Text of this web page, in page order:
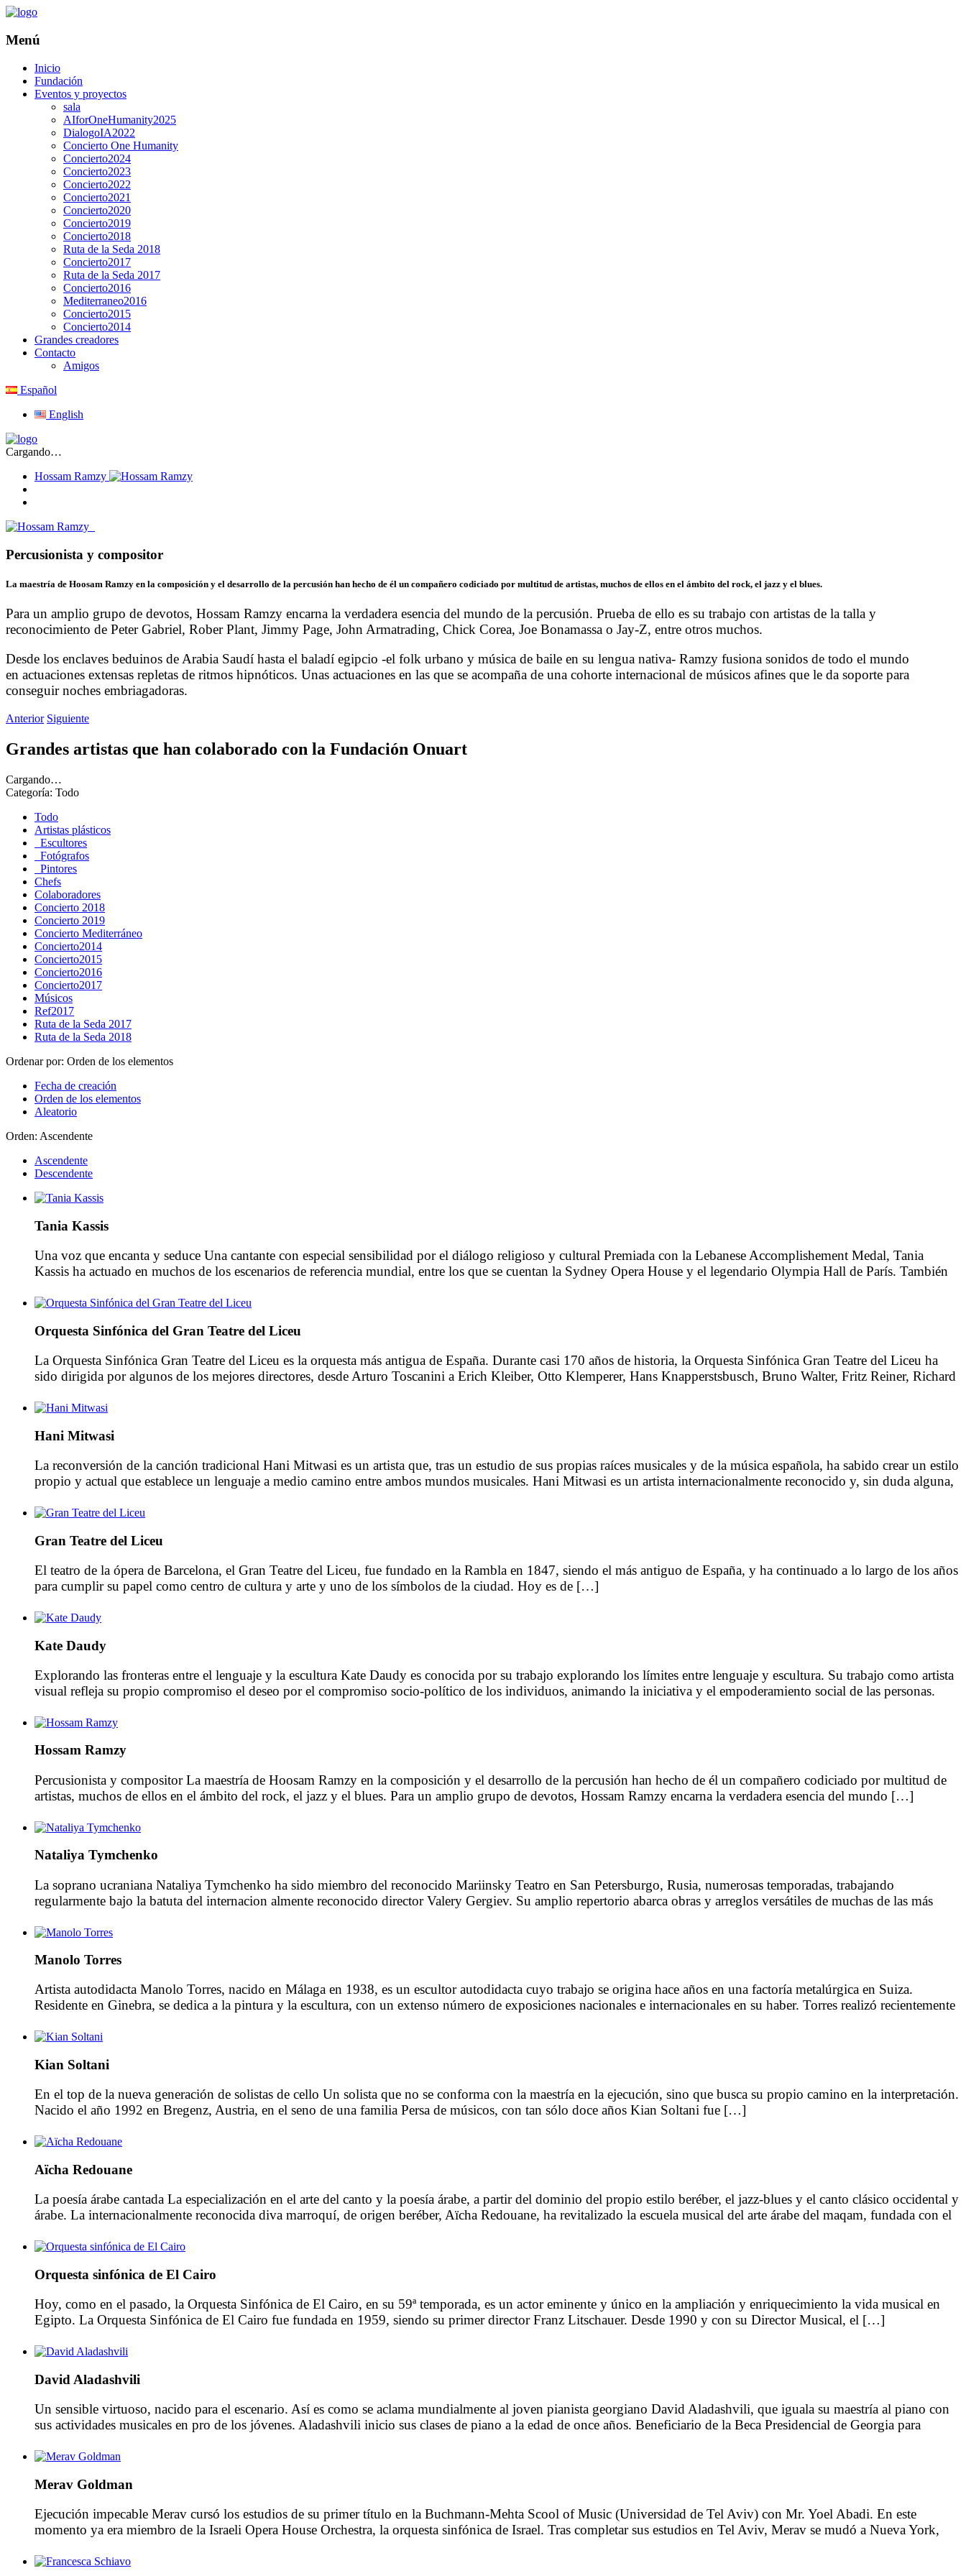
Menú
Inicio
Fundación
Eventos y proyectos
sala
AIforOneHumanity2025
DialogoIA2022
Concierto One Humanity
Concierto2024
Concierto2023
Concierto2022
Concierto2021
Concierto2020
Concierto2019
Concierto2018
Ruta de la Seda 2018
Concierto2017
Ruta de la Seda 2017
Concierto2016
Mediterraneo2016
Concierto2015
Concierto2014
Grandes creadores
Contacto
Amigos
Español
English
Cargando…
Hossam Ramzy
Percusionista y compositor
La maestría de Hoosam Ramzy en la composición y el desarrollo de la percusión han hecho de él un compañero codiciado por multitud de artistas, muchos de ellos en el ámbito del rock, el jazz y el blues.
Para un amplio grupo de devotos, Hossam Ramzy encarna la verdadera esencia del mundo de la percusión. Prueba de ello es su trabajo con artistas de la talla y
reconocimiento de Peter Gabriel, Rober Plant, Jimmy Page, John Armatrading, Chick Corea, Joe Bonamassa o Jay-Z, entre otros muchos.
Desde los enclaves beduinos de Arabia Saudí hasta el baladí egipcio -el folk urbano y música de baile en su lengua nativa- Ramzy fusiona sonidos de todo el mundo
en actuaciones extensas repletas de ritmos hipnóticos. Unas actuaciones en las que se acompaña de una cohorte internacional de músicos afines que le da soporte para
conseguir noches embriagadoras.
Anterior Siguiente
Grandes artistas que han colaborado con la Fundación Onuart
Cargando…
Categoría: Todo
Todo
Artistas plásticos
Escultores
Fotógrafos
Pintores
Chefs
Colaboradores
Concierto 2018
Concierto 2019
Concierto Mediterráneo
Concierto2014
Concierto2015
Concierto2016
Concierto2017
Músicos
Ref2017
Ruta de la Seda 2017
Ruta de la Seda 2018
Ordenar por: Orden de los elementos
Fecha de creación
Orden de los elementos
Aleatorio
Orden: Ascendente
Ascendente
Descendente
Tania Kassis
Una voz que encanta y seduce Una cantante con especial sensibilidad por el diálogo religioso y cultural Premiada con la Lebanese Accomplishement Medal, Tania
Kassis ha actuado en muchos de los escenarios de referencia mundial, entre los que se cuentan la Sydney Opera House y el legendario Olympia Hall de París. También
Orquesta Sinfónica del Gran Teatre del Liceu
La Orquesta Sinfónica Gran Teatre del Liceu es la orquesta más antigua de España. Durante casi 170 años de historia, la Orquesta Sinfónica Gran Teatre del Liceu ha
sido dirigida por algunos de los mejores directores, desde Arturo Toscanini a Erich Kleiber, Otto Klemperer, Hans Knapperstsbusch, Bruno Walter, Fritz Reiner, Richard
Hani Mitwasi
La reconversión de la canción tradicional Hani Mitwasi es un artista que, tras un estudio de sus propias raíces musicales y de la música española, ha sabido crear un estilo
propio y actual que establece un lenguaje a medio camino entre ambos mundos musicales. Hani Mitwasi es un artista internacionalmente reconocido y, sin duda alguna,
Gran Teatre del Liceu
El teatro de la ópera de Barcelona, ​​el Gran Teatre del Liceu, fue fundado en la Rambla en 1847, siendo el más antiguo de España, y ha continuado a lo largo de los años
para cumplir su papel como centro de cultura y arte y uno de los símbolos de la ciudad. Hoy es de […]
Kate Daudy
Explorando las fronteras entre el lenguaje y la escultura Kate Daudy es conocida por su trabajo explorando los límites entre lenguaje y escultura. Su trabajo como artista
visual refleja su propio compromiso el deseo por el compromiso socio-político de los individuos, animando la iniciativa y el empoderamiento social de las personas.
Hossam Ramzy
Percusionista y compositor La maestría de Hoosam Ramzy en la composición y el desarrollo de la percusión han hecho de él un compañero codiciado por multitud de
artistas, muchos de ellos en el ámbito del rock, el jazz y el blues. Para un amplio grupo de devotos, Hossam Ramzy encarna la verdadera esencia del mundo […]
Nataliya Tymchenko
La soprano ucraniana Nataliya Tymchenko ha sido miembro del reconocido Mariinsky Teatro en San Petersburgo, Rusia, numerosas temporadas, trabajando
regularmente bajo la batuta del internacion almente reconocido director Valery Gergiev. Su amplio repertorio abarca obras y arreglos versátiles de muchas de las más
Manolo Torres
Artista autodidacta Manolo Torres, nacido en Málaga en 1938, es un escultor autodidacta cuyo trabajo se origina hace años en una factoría metalúrgica en Suiza.
Residente en Ginebra, se dedica a la pintura y la escultura, con un extenso número de exposiciones nacionales e internacionales en su haber. Torres realizó recientemente
Kian Soltani
En el top de la nueva generación de solistas de cello Un solista que no se conforma con la maestría en la ejecución, sino que busca su propio camino en la interpretación.
Nacido el año 1992 en Bregenz, Austria, en el seno de una familia Persa de músicos, con tan sólo doce años Kian Soltani fue […]
Aïcha Redouane
La poesía árabe cantada La especialización en el arte del canto y la poesía árabe, a partir del dominio del propio estilo beréber, el jazz-blues y el canto clásico occidental y
árabe. La internacionalmente reconocida diva marroquí, de origen beréber, Aïcha Redouane, ha revitalizado la escuela musical del arte árabe del maqam, fundada con el
Orquesta sinfónica de El Cairo
Hoy, como en el pasado, la Orquesta Sinfónica de El Cairo, en su 59ª temporada, es un actor eminente y único en la ampliación y enriquecimiento la vida musical en
Egipto. La Orquesta Sinfónica de El Cairo fue fundada en 1959, siendo su primer director Franz Litschauer. Desde 1990 y con su Director Musical, el […]
David Aladashvili
Un sensible virtuoso, nacido para el escenario. Así es como se aclama mundialmente al joven pianista georgiano David Aladashvili, que iguala su maestría al piano con
sus actividades musicales en pro de los jóvenes. Aladashvili inicio sus clases de piano a la edad de once años. Beneficiario de la Beca Presidencial de Georgia para
Merav Goldman
Ejecución impecable Merav cursó los estudios de su primer título en la Buchmann-Mehta Scool of Music (Universidad de Tel Aviv) con Mr. Yoel Abadi. En este
momento ya era miembro de la Israeli Opera House Orchestra, la orquesta sinfónica de Israel. Tras completar sus estudios en Tel Aviv, Merav se mudó a Nueva York,